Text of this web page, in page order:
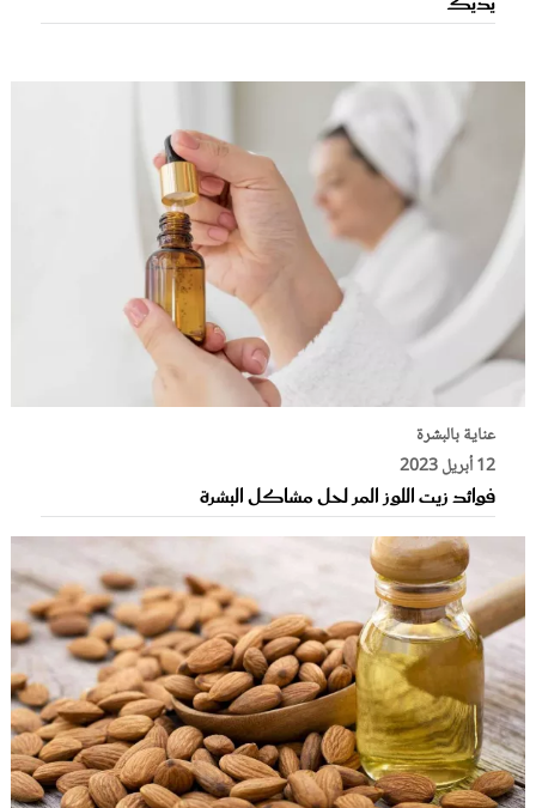
عناية بالبشرة
12 أبريل 2023
فوائد زيت اللوز المر لحل مشاكل البشرة